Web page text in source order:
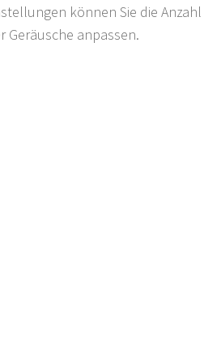
können Sie die
Geräusche anpassen.